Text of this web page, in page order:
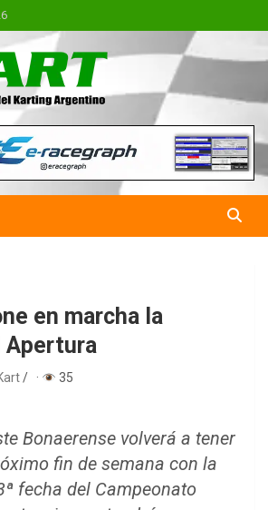
| La Revista
del Karting en
en marcha la
Apertura
· 35
Bonaerense volverá a tener
fin de semana con la
fecha del Campeonato